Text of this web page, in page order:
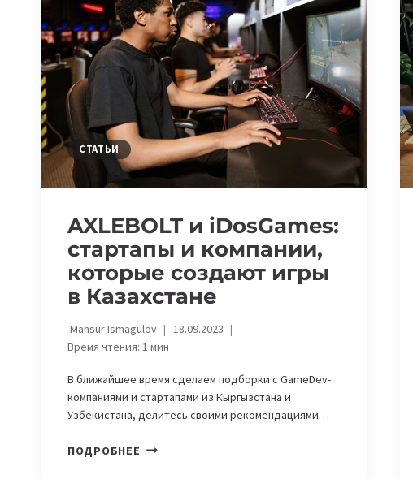
СТАТЬИ
AXLEBOLT и iDosGames:
стартапы и компании,
которые создают игры
в Казахстане
Mansur Ismagulov
18.09.2023
Время чтения: 1 мин
В ближайшее время сделаем подборки с GameDev-
компаниями и стартапами из Кыргызстана и
Узбекистана, делитесь своими рекомендациями…
ПОДРОБНЕЕ AXLEBOLT